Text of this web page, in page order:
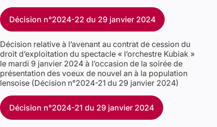
Décision n°2024-22 du 29 janvier 2024
Décision relative à l’avenant au contrat de cession du
droit d’exploitation du spectacle « l’orchestre Kubiak »
le mardi 9 janvier 2024 à l’occasion de la soirée de
présentation des voeux de nouvel an à la population
lensoise (Décision n°2024-21 du 29 janvier 2024)
Décision n°2024-21 du 29 janvier 2024